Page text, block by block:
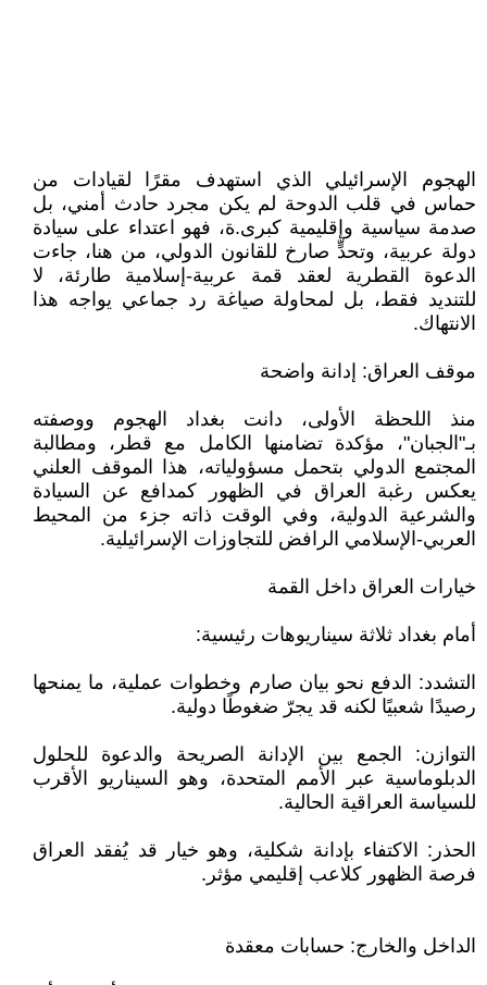
الهجوم الإسرائيلي الذي استهدف مقرًا لقيادات من
حماس في قلب الدوحة لم يكن مجرد حادث أمني، بل
صدمة سياسية وإقليمية كبرى.ة، فهو اعتداء على سيادة
دولة عربية، وتحدٍّ صارخ للقانون الدولي، من هنا، جاءت
الدعوة القطرية لعقد قمة عربية-إسلامية طارئة، لا
للتنديد فقط، بل لمحاولة صياغة رد جماعي يواجه هذا
الانتهاك.
موقف العراق: إدانة واضحة
منذ اللحظة الأولى، دانت بغداد الهجوم ووصفته
بـ"الجبان"، مؤكدة تضامنها الكامل مع قطر، ومطالبة
المجتمع الدولي بتحمل مسؤولياته، هذا الموقف العلني
يعكس رغبة العراق في الظهور كمدافع عن السيادة
والشرعية الدولية، وفي الوقت ذاته جزء من المحيط
العربي-الإسلامي الرافض للتجاوزات الإسرائيلية.
خيارات العراق داخل القمة
أمام بغداد ثلاثة سيناريوهات رئيسية:
التشدد: الدفع نحو بيان صارم وخطوات عملية، ما يمنحها
رصيدًا شعبيًا لكنه قد يجرّ ضغوطًا دولية.
التوازن: الجمع بين الإدانة الصريحة والدعوة للحلول
الدبلوماسية عبر الأمم المتحدة، وهو السيناريو الأقرب
للسياسة العراقية الحالية.
الحذر: الاكتفاء بإدانة شكلية، وهو خيار قد يُفقد العراق
فرصة الظهور كلاعب إقليمي مؤثر.
الداخل والخارج: حسابات معقدة